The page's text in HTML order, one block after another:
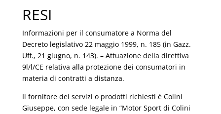
RESI
Informazioni per il consumatore a Norma del
Decreto legislativo 22 maggio 1999, n. 185 (in Gazz.
Uff., 21 giugno, n. 143). – Attuazione della direttiva
9l/l/CE relativa alla protezione dei consumatori in
materia di contratti a distanza.
Il fornitore dei servizi o prodotti richiesti è Colini
Giuseppe, con sede legale in “Motor Sport di Colini